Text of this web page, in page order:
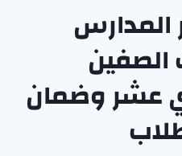
المدارس
الصفين
عشر وضمان